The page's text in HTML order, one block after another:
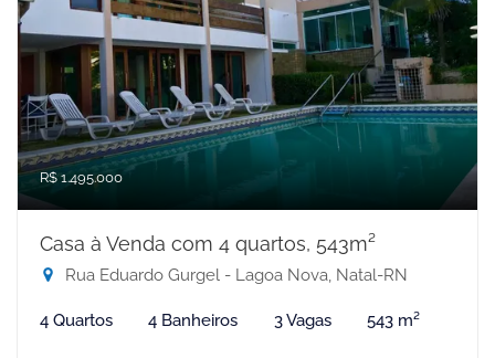
R$ 1.495.000
Casa à Venda com 4 quartos, 543m²
Rua Eduardo Gurgel - Lagoa Nova, Natal-RN
4 Quartos 4 Banheiros 3 Vagas 543 m²